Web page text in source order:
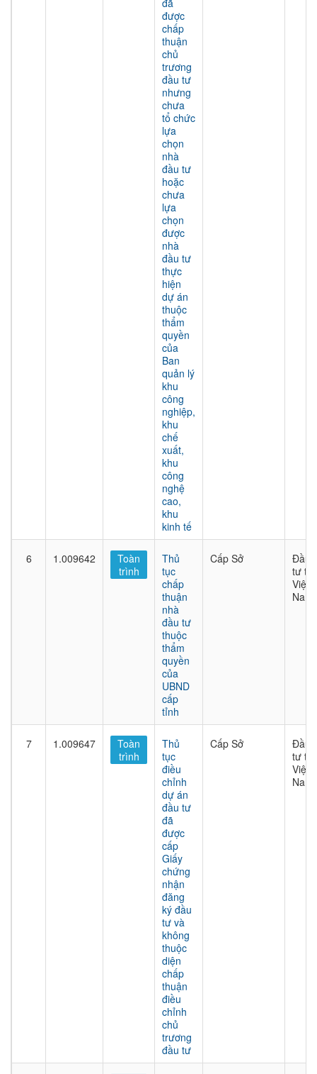
đã
được
chấp
thuận
chủ
trương
đầu tư
nhưng
chưa
tổ chức
lựa
chọn
nhà
đầu tư
hoặc
chưa
lựa
chọn
được
nhà
đầu tư
thực
hiện
dự án
thuộc
thẩm
quyền
của
Ban
quản lý
khu
công
nghiệp,
khu
chế
xuất,
khu
công
nghệ
cao,
khu
kinh tế
6 1.009642
Toàn
trình
Thủ
tục
chấp
thuận
nhà
đầu tư
thuộc
thẩm
quyền
của
UBND
cấp
tỉnh
Cấp Sở
Đầu
tư tại
Việt
Nam
7 1.009647
Toàn
trình
Thủ
tục
điều
chỉnh
dự án
đầu tư
đã
được
cấp
Giấy
chứng
nhận
đăng
ký đầu
tư và
không
thuộc
diện
chấp
thuận
điều
chỉnh
chủ
trương
đầu tư
Cấp Sở
Đầu
tư tại
Việt
Nam